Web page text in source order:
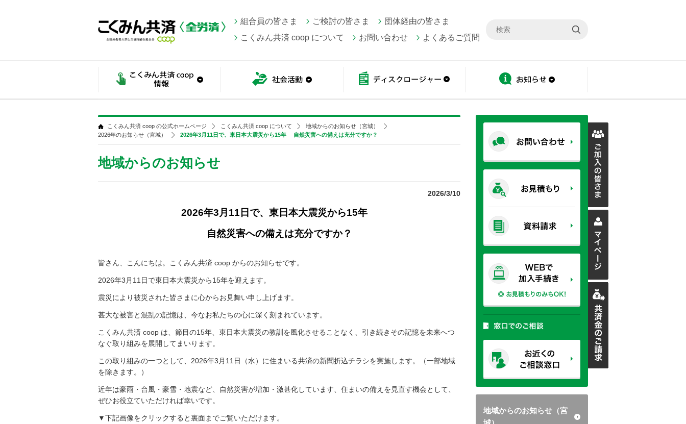
組合員の皆さま ご検討の皆さま
団体経由の皆さま
こくみん共済 coop について
お問い合わせ よくあるご質問
地域からのお知らせ（宮
こくみん共済 coop の公式ホームページ こくみん共済 coop について
地域からのお知らせ（宮城）
2026年のお知らせ（宮城）
2026年3月11日で、東日本大震災から15年 自然災害への備えは充分ですか？
地域からのお知らせ
2026/3/10
2026年3月11日で、東日本大震災から15年
自然災害への備えは充分ですか？
皆さん、こんにちは。こくみん共済 coop からのお知らせです。
2026年3 月11日で東日本大震災から15年を迎えます。
震災により被災された皆さまに心からお見舞い申し上げます。
甚大な被害と混乱の記憶は、今なお私たちの心に深く刻まれています。
こくみん共済 coop は、節目の15年、東日本大震災の教訓を風化させることなく、引き続きその記憶を未来へつ
なぐ取り組みを展開してまいります。
この取り組みの一つとして、2026年3月11日（水）に住まいる共済の新聞折込チラシを実施します。
（一部地域
を除きます。）
近年は豪雨・台風・豪雪・地震など、自然災害が増加・激甚化しています、住まいの備えを見直す機会として、
ぜひお役立ていただければ幸いです。
▼下記画像をクリックすると裏面までご覧いただけます。